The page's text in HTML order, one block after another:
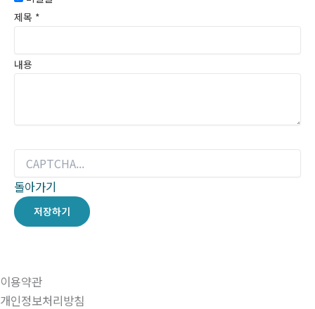
제목 *
내용
돌아가기
저장하기
이용약관
개인정보처리방침